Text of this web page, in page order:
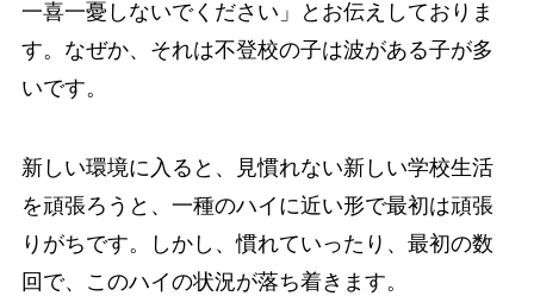
一喜一憂しないでください」とお伝えしておりま
す。なぜか、それは不登校の子は波がある子が多
いです。
新しい環境に入ると、見慣れない新しい学校生活
を頑張ろうと、一種のハイに近い形で最初は頑張
りがちです。しかし、慣れていったり、最初の数
回で、このハイの状況が落ち着きます。